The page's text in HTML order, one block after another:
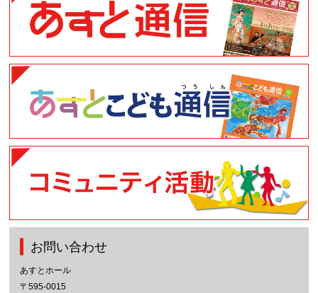
お問い合わせ
あすとホール
〒595-0015